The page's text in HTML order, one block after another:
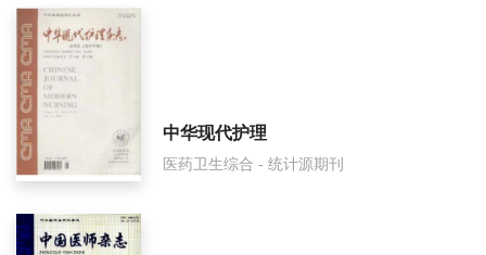
中国老年保健医学审稿要多久？
中国老年保健医学是国家级期刊吗？
中华现代护理
医药卫生综合 - 统计源期刊